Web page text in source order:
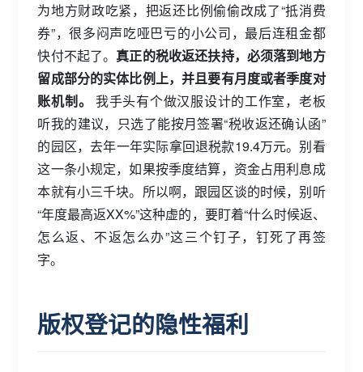
为地方财政吃紧，把返还比例偷偷改成了“抵消费
券”，很多闷声吃哑巴亏的小公司，最后连租金都
快付不起了。 真正的税收返还扶持，必须落到地方
留成部分的实体比例上，并且要有月度或者季度对
账机制。
我手头有个做汉服设计的工作室，老板
听我的建议，只选了能按月签署“税收返还确认函”
的园区，去年一年实际拿回退税款19.4万元。别看
这一条小规定，如果按季度结算，资金占用利息成
本就有小三千块。所以啊，跟园区谈的时候，别听
“年度最高返XX%”这种虚的，要盯着“什么时候返、
怎么返、不返怎么办”这三个钉子，钉死了再签
字。
版权登记的隐性福利